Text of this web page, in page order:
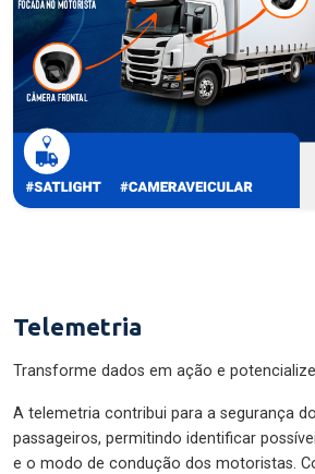
Telemetria
Transforme dados em ação e
A telemetria contribui para a segurança
passageiros, permitindo identificar
e o modo de condução dos motoristas.